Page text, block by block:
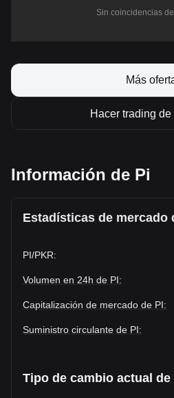
Sin coincidencias
Más
Hacer trading
Información de Pi
Estadísticas de mercado
PI/PKR:
Volumen en 24h de PI:
Capitalización de mercado de PI:
Suministro circulante de PI:
Tipo de cambio actual de